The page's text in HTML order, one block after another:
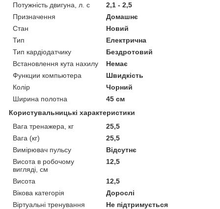
Потужність двигуна, л. с
2,1 - 2,5
Призначення
Домашнє
Стан
Новий
Тип
Електрична
Тип кардіодатчику
Бездротовий
Встановлення кута нахилу
Немає
Функции компьютера
Швидкість
Колір
Чорний
Ширина полотна
45 см
Користувальницькі характеристики
Вага тренажера, кг
25,5
Вага (кг)
25,5
Вимірювач пульсу
Відсутнє
Висота в робочому
вигляді, см
12,5
Висота
12,5
Вікова категорія
Дорослі
Віртуальні тренування
Не підтримується